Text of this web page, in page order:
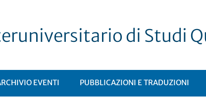
di Studi
EVENTI PUBBLICAZIONI E TRADUZIONI